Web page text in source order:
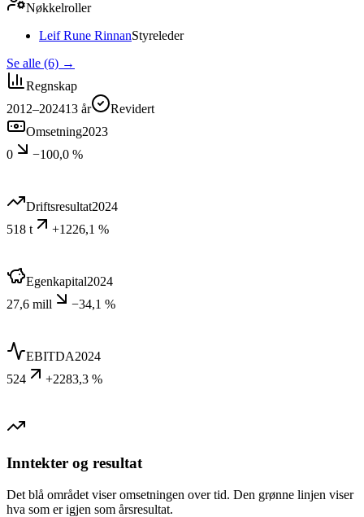
Nøkkelroller
Leif Rune RinnanStyreleder
Se alle (6) →
Regnskap
2012–202413 år
Revidert
Omsetning2023
0
−100,0 %
Driftsresultat2024
518 t
+1226,1 %
Egenkapital2024
27,6 mill
−34,1 %
EBITDA2024
524
+2283,3 %
Inntekter og resultat
Det blå området viser omsetningen over tid. Den grønne linjen viser
hva som er igjen som årsresultat.